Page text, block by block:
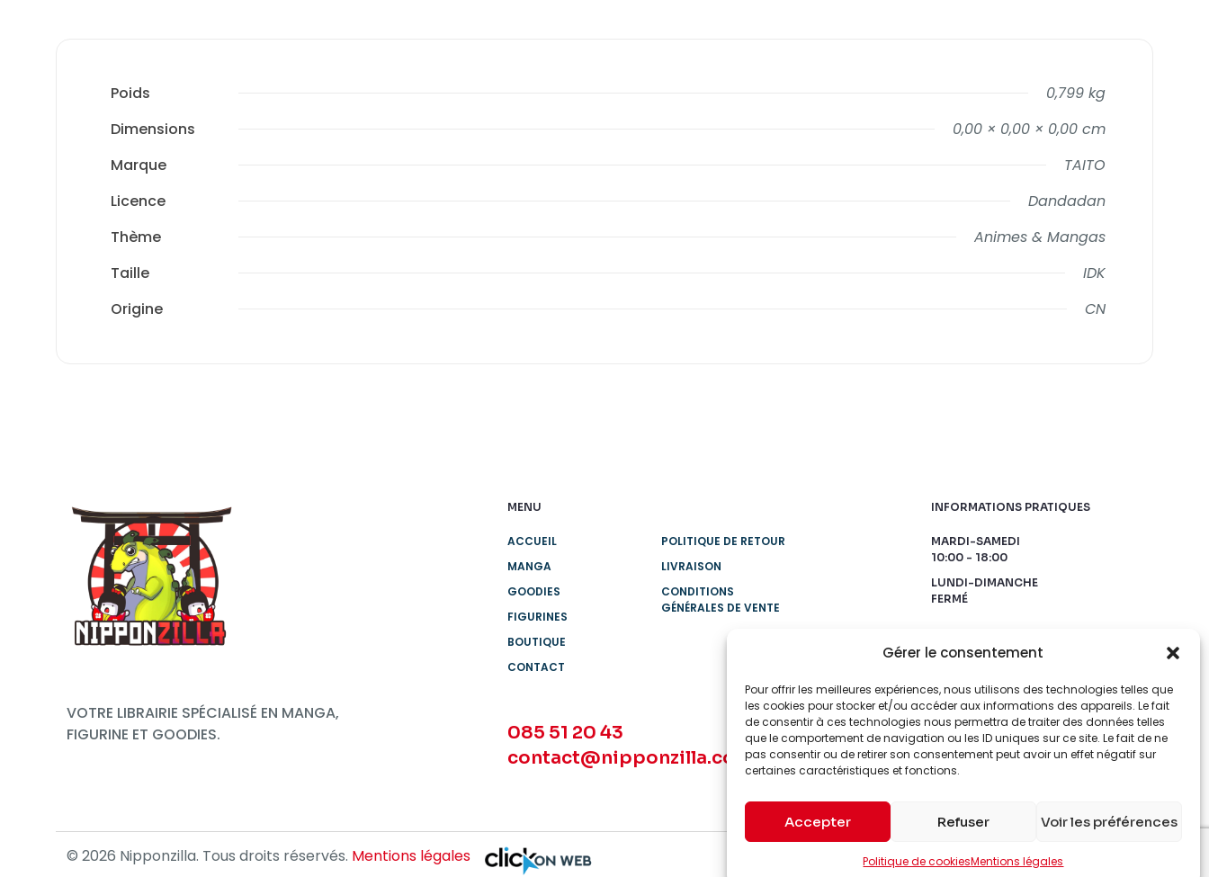
Gérer le consentement
Pour offrir les meilleures expériences, nous utilisons des technologies telles que
les cookies pour stocker et/ou accéder aux informations des appareils. Le fait
de consentir à ces technologies nous permettra de traiter des données telles
que le comportement de navigation ou les ID uniques sur ce site. Le fait de ne
pas consentir ou de retirer son consentement peut avoir un effet négatif sur
certaines caractéristiques et fonctions.
Accepter Refuser Voir les préférences
Politique de cookiesMentions légales
Poids
0,799 kg
Dimensions
0,00 × 0,00 × 0,00 cm
Marque
TAITO
Licence
Dandadan
Thème
Animes & Mangas
Taille
IDK
Origine
CN
VOTRE LIBRAIRIE SPÉCIALISÉ EN MANGA,
FIGURINE ET GOODIES.
MENU
ACCUEIL
MANGA
GOODIES
FIGURINES
BOUTIQUE
CONTACT
POLITIQUE DE RETOUR
LIVRAISON
CONDITIONS
GÉNÉRALES DE VENTE
085 51 20 43
contact@nipponzilla.com
INFORMATIONS PRATIQUES
MARDI-SAMEDI
10:00 - 18:00
LUNDI-DIMANCHE
FERMÉ
© 2026 Nipponzilla. Tous droits réservés. Mentions légales